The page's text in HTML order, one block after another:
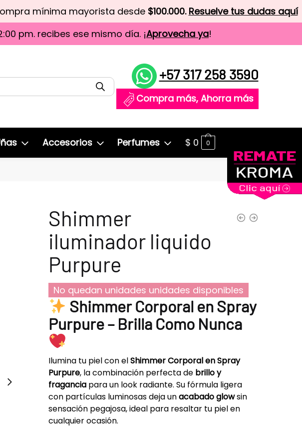
mínima mayorista desde $100.000. Resuelve tus dudas aquí
pm. recibes ese mismo día. ¡Aprovecha ya!
+57 317 258 3590
Compra más, Ahorra más
Accesorios Perfumes $ 0 0
Shimmer
iluminador liquido
Purpure
No quedan unidades unidades disponibles
Shimmer Corporal en Spray
Purpure – Brilla Como Nunca
Ilumina tu piel con elShimmer Corporal en Spray
Purpure, la combinación perfecta de brillo y
fraganciapara un look radiante. Su fórmula ligera
con partículas luminosas deja unacabado glowsin
sensación pegajosa, ideal para resaltar tu piel en
cualquier ocasión.